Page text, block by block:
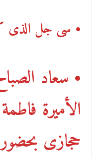
• سى جل الذى
• سعاد
الأميرة
حجازى